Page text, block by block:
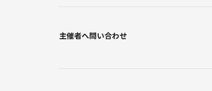
主催者へ問い合わせ